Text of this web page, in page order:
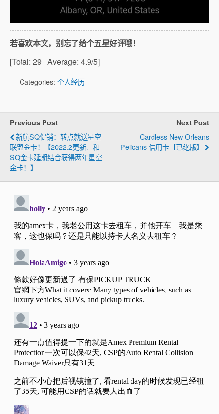
若喜欢本文，别忘了给个五星好评哦！
[Total: 29 Average: 4.9/5]
Categories: 个人经历
Previous Post
新航SQ促销：转点就送星空
联盟金卡！【2022.2更新：和
SQ金卡延期结合获得两年星空
金卡！】
Next Post
Cardless New Orleans
Pelicans 信用卡【已绝版】